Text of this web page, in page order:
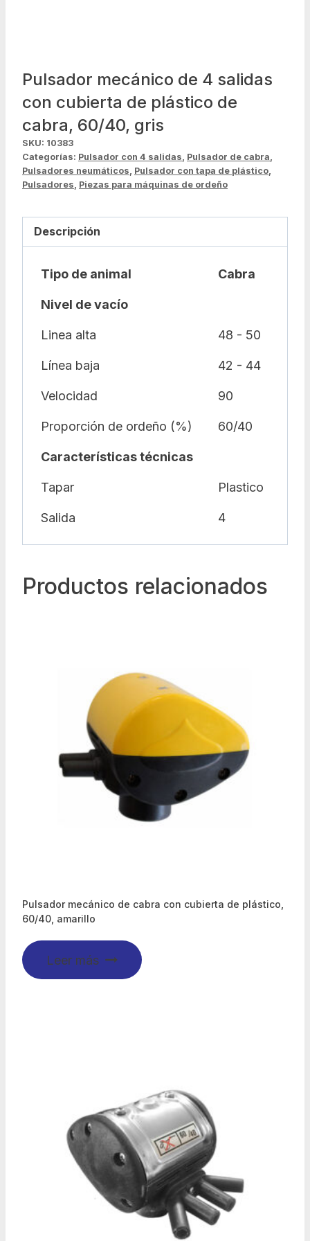
Pulsador mecánico de 4 salidas
con cubierta de plástico de
cabra, 60/40, gris
SKU: 10383
Categorías: Pulsador con 4 salidas, Pulsador de cabra,
Pulsadores neumáticos, Pulsador con tapa de plástico,
Pulsadores, Piezas para máquinas de ordeño
Descripción
Tipo de animal Cabra
Nivel de vacío
Linea alta 48 - 50
Línea baja 42 - 44
Velocidad 90
Proporción de ordeño (%) 60/40
Características técnicas
Tapar Plastico
Salida 4
Productos relacionados
Pulsador mecánico de cabra con cubierta de plástico,
60/40, amarillo
Leer más